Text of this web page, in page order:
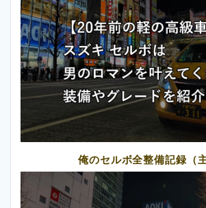
俺のセルボ全整備記録（